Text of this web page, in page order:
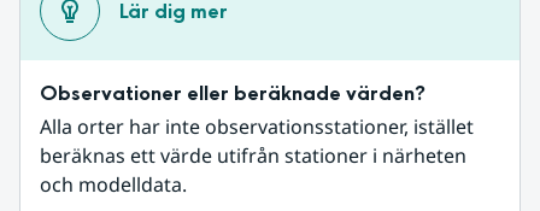
Lär dig mer
Observationer eller beräknade värden?
Alla orter har inte observationsstationer, istället
beräknas ett värde utifrån stationer i närheten
och modelldata.